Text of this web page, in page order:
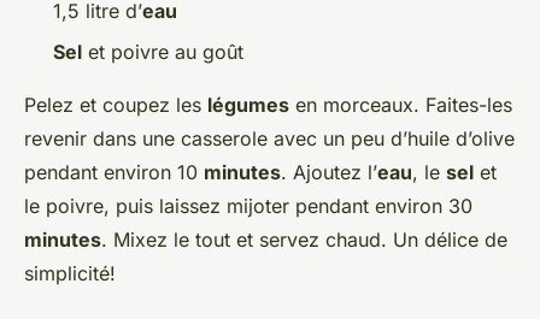
1,5 litre d’eau
Sel et poivre au goût
Pelez et coupez les légumes en morceaux. Faites-les
revenir dans une casserole avec un peu d’huile d’olive
pendant environ 10 minutes. Ajoutez l’eau, le sel et
le poivre, puis laissez mijoter pendant environ 30
minutes. Mixez le tout et servez chaud. Un délice de
simplicité!